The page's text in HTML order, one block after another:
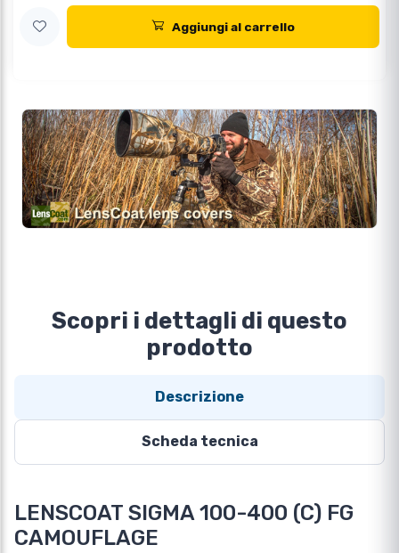
Aggiungi al carrello
Scopri i dettagli di questo
prodotto
Descrizione
Scheda tecnica
LENSCOAT SIGMA 100-400 (C) FG
CAMOUFLAGE